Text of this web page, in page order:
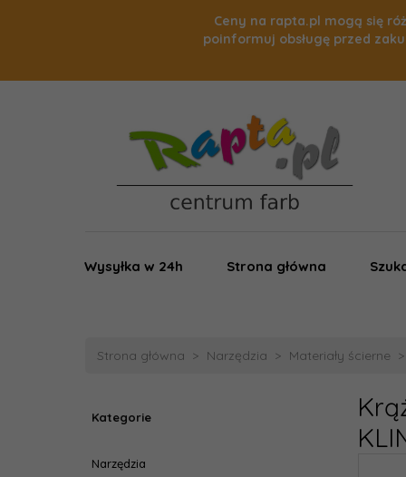
Ceny na rapta.pl mogą się
poinformuj obsługę przed
Wysyłka w 24h Strona główna
Strona główna Narzędzia Materiały ścierne
Kategorie
Narzędzia